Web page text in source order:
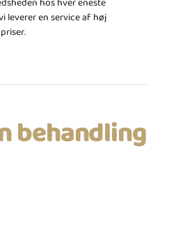
hos hver eneste
leverer en service af høj
behandling